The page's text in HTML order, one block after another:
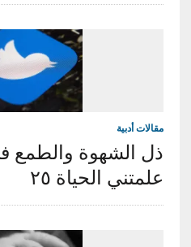
مقالات أدبية
ذل الشهوة والطمع
علمتني الحياة ٢٥